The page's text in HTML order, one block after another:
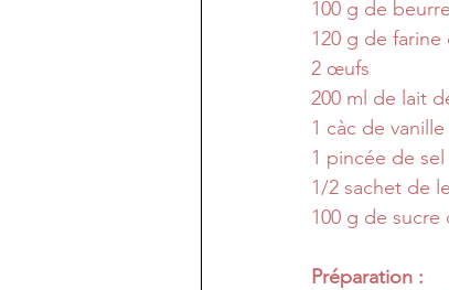
100 g de beurre
120 g de
2 œufs
200 ml de lait
1 càc de
1 pincée de sel
1/2 sachet de
100 g de sucre
Préparation :